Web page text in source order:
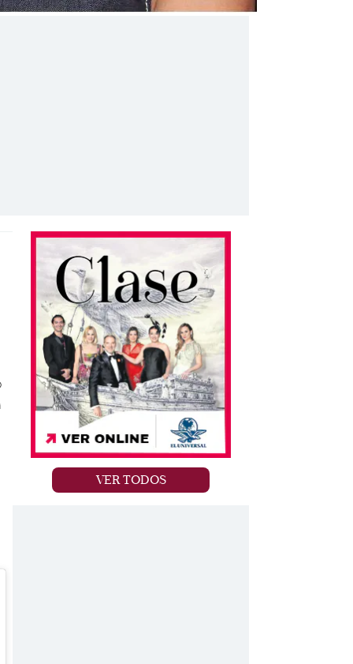
VER TODOS